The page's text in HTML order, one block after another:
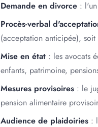
Demande en divorce :
Procès-verbal
(acceptation anticipée),
Mise en état : les avocats
enfants, patrimoine,
Mesures provisoires : le
pension alimentaire
Audience de plaidoiries :